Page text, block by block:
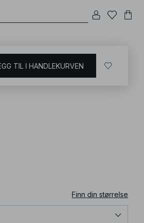
med lange ermer
Finn din størrelse
TIL I HANDLEKURVEN